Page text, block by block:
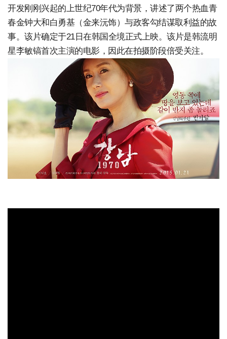
开发刚刚兴起的上世纪70年代为背景，讲述了两个热血青
春金钟大和白勇基（金来沅饰）与政客勾结谋取利益的故
事。该片确定于21日在韩国全境正式上映。该片是韩流明
星李敏镐首次主演的电影，因此在拍摄阶段倍受关注。